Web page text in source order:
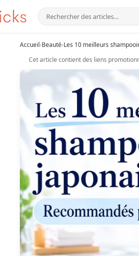
Accueil›Beauté›Les 10 meilleurs
Cet article contient des liens